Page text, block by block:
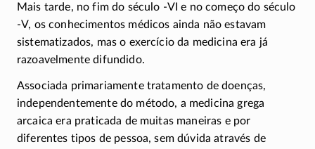
Mais tarde, no fim do século -VI e no começo do século
-V, os conhecimentos médicos ainda não estavam
sistematizados, mas o exercício da medicina era já
razoavelmente difundido.
Associada primariamente tratamento de doenças,
independentemente do método, a medicina grega
arcaica era praticada de muitas maneiras e por
diferentes tipos de pessoa, sem dúvida através de